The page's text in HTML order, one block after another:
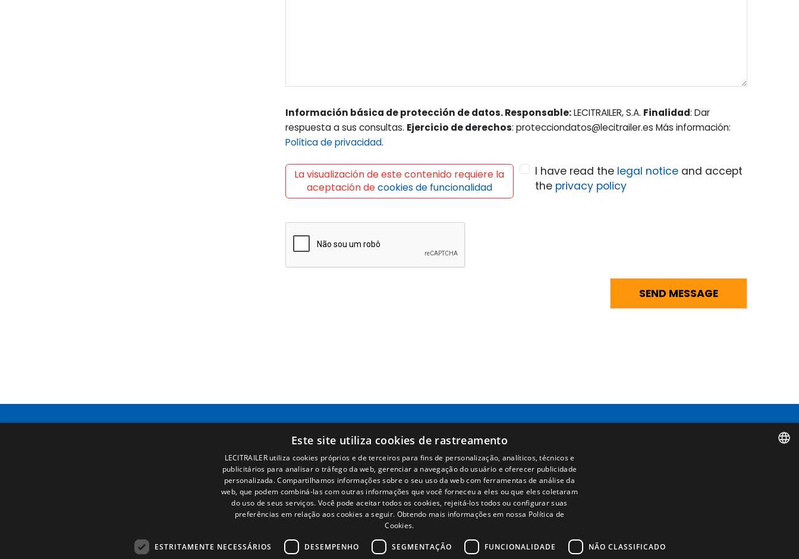
Información básica de protección de datos. Responsable:LECITRAILER, S.A. Finalidad: Dar
respuesta a sus consultas. Ejercicio de derechos: protecciondatos@lecitrailer.es Más información:
Política de privacidad.
La visualización de este contenido requiere la
aceptación decookies de funcionalidad
I have read the legal notice and accept
the privacy policy
Páginas
Inicio
Rede Comercial
Peças
Notícias
Términos legales
Aviso legal
Política de privacidade
Política de cookies
Condições Gerais de Venda
Gerenciar cookies
Este site utiliza cookies de rastreamento
LECITRAILER utiliza cookies próprios e de terceiros para fins de personalização, analíticos, técnicos e
publicitários para analisar o tráfego da web, gerenciar a navegação do usuário e oferecer publicidade
personalizada. Compartilhamos informações sobre o seu uso da web com ferramentas de análise da
web, que podem combiná-las com outras informações que você forneceu a eles ou que eles coletaram
do uso de seus serviços. Você pode aceitar todos os cookies, rejeitá-los todos ou configurar suas
preferências em relação aos cookies a seguir. Obtendo mais informações em nossa Política de
Cookies.
ESTRITAMENTE NECESSÁRIOS DESEMPENHO SEGMENTAÇÃO FUNCIONALIDADE NÃO CLASSIFICADO